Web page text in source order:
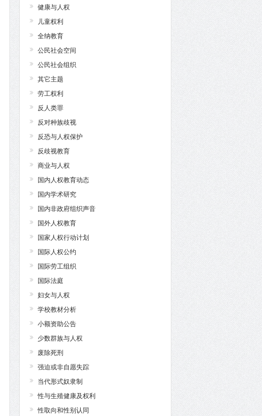
健康与人权
儿童权利
全纳教育
公民社会空间
公民社会组织
其它主题
劳工权利
反人类罪
反对种族歧视
反恐与人权保护
反歧视教育
商业与人权
国内人权教育动态
国内学术研究
国内非政府组织声音
国外人权教育
国家人权行动计划
国际人权公约
国际劳工组织
国际法庭
妇女与人权
学校教材分析
小额资助公告
少数群族与人权
废除死刑
强迫或非自愿失踪
当代形式奴隶制
性与生殖健康及权利
性取向和性别认同